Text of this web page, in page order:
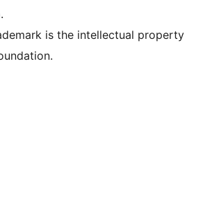
is the intellectual property